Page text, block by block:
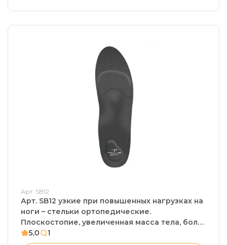
Арт: SB12
Арт. SB12 узкие при повышенных нагрузках на
ноги – стельки ортопедические.
Плоскостопие, увеличенная масса тела, боли
в пятке
5,0 1